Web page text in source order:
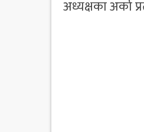
अध्यक्षका अर्का